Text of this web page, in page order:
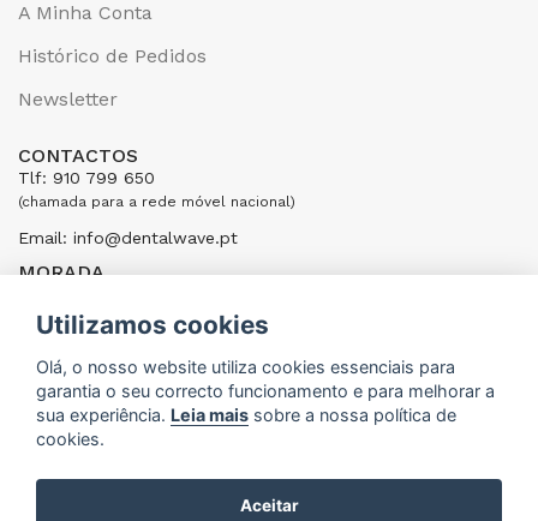
A Minha Conta
Histórico de Pedidos
Newsletter
CONTACTOS
Tlf: 910 799 650
(chamada para a rede móvel nacional)
Email: info@dentalwave.pt
MORADA
Portugal
ENVIAR UMA MENSAGEM
Utilizamos cookies
Olá, o nosso website utiliza cookies essenciais para
garantia o seu correcto funcionamento e para melhorar a
sua experiência. Leia mais sobre a nossa política de
cookies.
Aceitar